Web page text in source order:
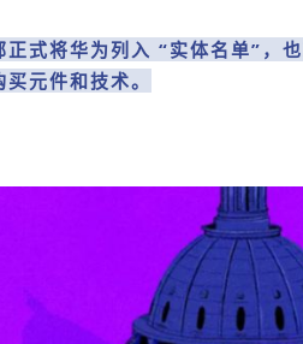
正式将华为列入 “实体名单”，
元件和技术。